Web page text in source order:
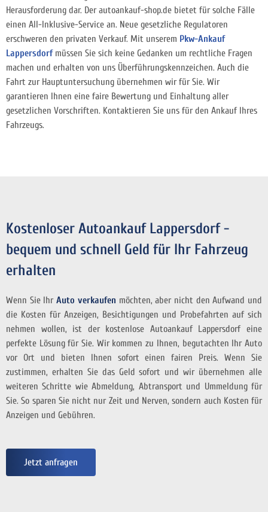
Herausforderung dar. Der autoankauf-shop.de bietet für solche Fälle
einen All-Inklusive-Service an. Neue gesetzliche Regulatoren
erschweren den privaten Verkauf. Mit unserem Pkw-Ankauf
Lappersdorfmüssen Sie sich keine Gedanken um rechtliche Fragen
machen und erhalten von uns Überführungskennzeichen. Auch die
Fahrt zur Hauptuntersuchung übernehmen wir für Sie. Wir
garantieren Ihnen eine faire Bewertung und Einhaltung aller
gesetzlichen Vorschriften. Kontaktieren Sie uns für den Ankauf Ihres
Fahrzeugs.
Kostenloser Autoankauf Lappersdorf -
bequem und schnell Geld für Ihr Fahrzeug
erhalten
Wenn Sie IhrAuto verkaufen möchten, aber nicht den Aufwand und
die Kosten für Anzeigen, Besichtigungen und Probefahrten auf sich
nehmen wollen, ist der kostenlose Autoankauf Lappersdorf eine
perfekte Lösung für Sie. Wir kommen zu Ihnen, begutachten Ihr Auto
vor Ort und bieten Ihnen sofort einen fairen Preis. Wenn Sie
zustimmen, erhalten Sie das Geld sofort und wir übernehmen alle
weiteren Schritte wie Abmeldung, Abtransport und Ummeldung für
Sie. So sparen Sie nicht nur Zeit und Nerven, sondern auch Kosten für
Anzeigen und Gebühren.
Jetzt anfragen